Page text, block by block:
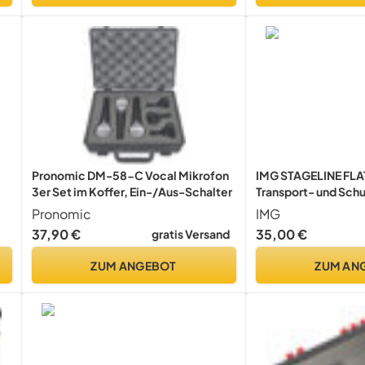
Pronomic DM-58-C Vocal Mikrofon
3er Set im Koffer, Ein-/Aus-Schalter
Pronomic
37,90 €
gratis Versand
ZUM ANGEBOT
IMG STAGELINE
Transport- und
Schutz-Hülle
PA-
in Schwarz, 179260
IMG
35,00 €
ZUM